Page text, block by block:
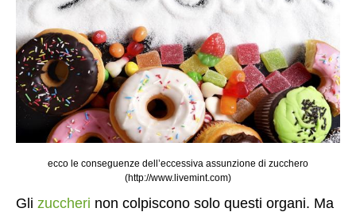
ecco le conseguenze dell’eccessiva assunzione di zucchero
(http://www.livemint.com)
Gli zuccheri non colpiscono solo questi organi. Ma